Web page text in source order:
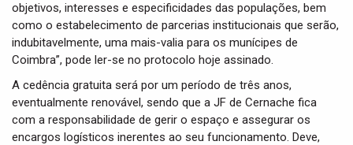
objetivos, interesses e especificidades das populações, bem
como o estabelecimento de parcerias institucionais que serão,
indubitavelmente, uma mais-valia para os munícipes de
Coimbra”, pode ler-se no protocolo hoje assinado.
A cedência gratuita será por um período de três anos,
eventualmente renovável, sendo que a JF de Cernache fica
com a responsabilidade de gerir o espaço e assegurar os
encargos logísticos inerentes ao seu funcionamento. Deve,